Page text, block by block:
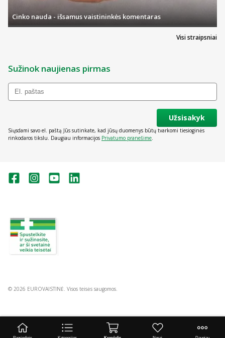
Visi straipsniai
Cinko nauda - išsamus vaistininkės komentaras
Sužinok naujienas pirmas
Užsisakyk
Siųsdami savo el. paštą Jūs sutinkate, kad jūsų duomenys būtų tvarkomi tiesioginės
rinkodaros tikslu. Daugiau informacijos Privatumo pranešime.
© 2026 EUROVAISTINĖ. Visos teisės saugomos.